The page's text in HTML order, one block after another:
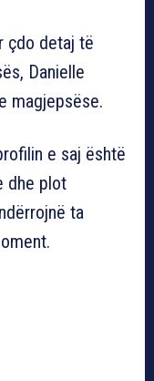
çdo detaj të
Danielle
magjepsëse.
e saj është
dhe plot
ta